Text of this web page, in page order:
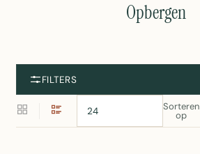
Opbergen
FILTERS
Sorteren
op